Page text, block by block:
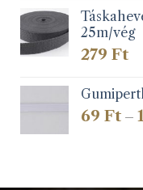
25m/vég
279Ft
69Ft –